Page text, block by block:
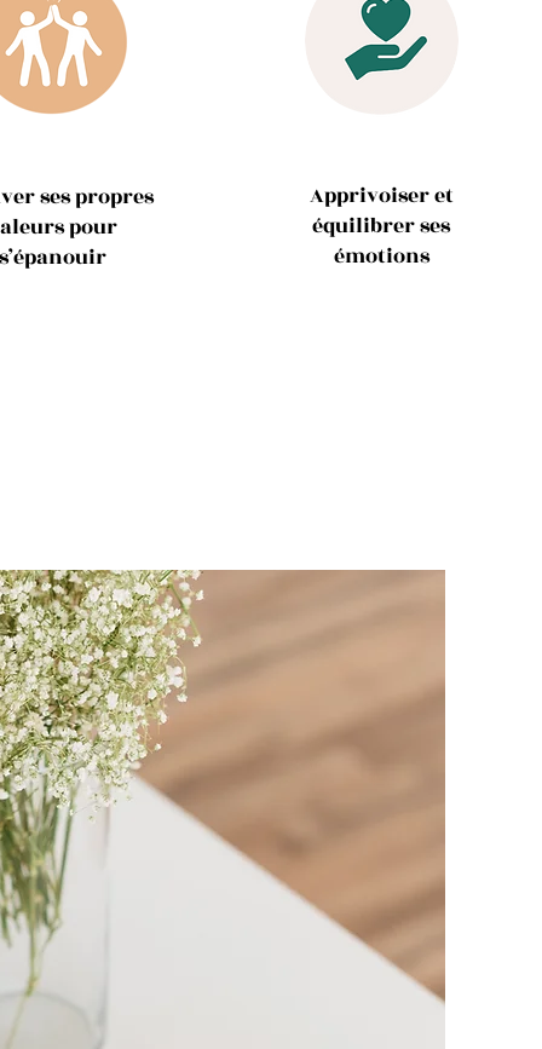
ses propres
pour
s’épanouir
Apprivoiser et
équilibrer ses
émotions